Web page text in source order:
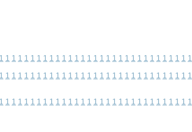
1 1 1 1 1 1 1 1 1 1 1 1 1 1 1 1 1 1 1 1 1 1 1 1 1 1 1 1 1 1 1
1 1 1 1 1 1 1 1 1 1 1 1 1 1 1 1 1 1 1 1 1 1 1 1 1 1 1 1 1 1 1
1 1 1 1 1 1 1 1 1 1 1 1 1 1 1 1 1 1 1 1 1 1 1 1 1 1 1 1 1 1 1